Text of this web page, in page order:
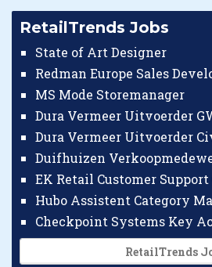
RetailTrends Jobs
State of Art Designer
Redman Europe Sales
MS Mode Storemanager
Dura Vermeer Uitvoerder
Dura Vermeer Uitvoerder
Duifhuizen
EK Retail Customer
Hubo Assistent Category
RetailTrends